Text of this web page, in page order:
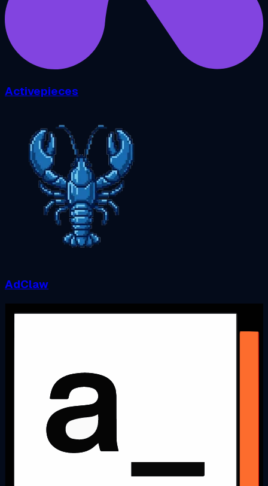
Activepieces
AdClaw